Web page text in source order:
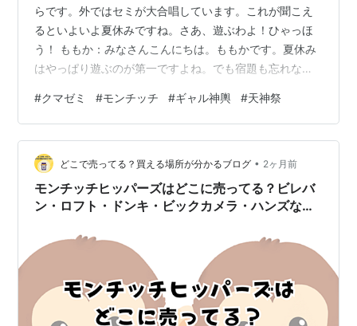
らです。外ではセミが大合唱しています。これが聞こえ
るといよいよ夏休みですね。さあ、遊ぶわよ！ひゃっほ
う！ ももか：みなさんこんにちは。ももかです。夏休み
はやっぱり遊ぶのが第一ですよね。でも宿題も忘れない
回の話題はセミです。当然ながらセミの写真をたくさん
掲載します。例によって虫が苦手な人は私たちが与太話
をしてる間にダッシュで逃げてください。 ももか：わた
しも虫は苦手ですがセミならギリギリセーフです。裏側
を見なければ問題ないですね。あと、地面でひっくり返
ってるセミさんが突然飛び立つのはびっくり…
#クマゼミ #モンチッチ #ギャル神輿 #天神祭
どこで売ってる？買える場所が分かるブログ • 2ヶ月前
モンチッチヒッパーズはどこに売ってる？ビレバ
ン・ロフト・ドンキ・ビックカメラ・ハンズなど